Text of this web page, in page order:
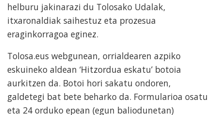
helburu jakinarazi du Tolosako Udalak,
itxaronaldiak saihestuz eta prozesua
eraginkorragoa eginez.
Tolosa.eus webgunean, orrialdearen azpiko
eskuineko aldean ‘Hitzordua eskatu’ botoia
aurkitzen da. Botoi hori sakatu ondoren,
galdetegi bat bete beharko da. Formularioa osatu
eta 24 orduko epean (egun baliodunetan)